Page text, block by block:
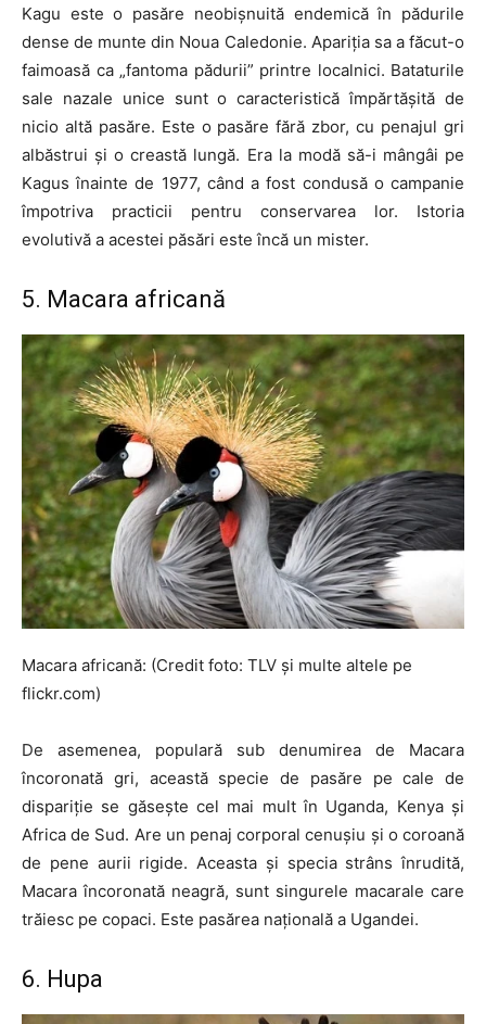
Kagu este o pasăre neobișnuită endemică în pădurile
dense de munte din Noua Caledonie. Apariția sa a făcut-o
faimoasă ca „fantoma pădurii” printre localnici. Bataturile
sale nazale unice sunt o caracteristică împărtășită de
nicio altă pasăre. Este o pasăre fără zbor, cu penajul gri
albăstrui și o creastă lungă. Era la modă să-i mângâi pe
Kagus înainte de 1977, când a fost condusă o campanie
împotriva practicii pentru conservarea lor. Istoria
evolutivă a acestei păsări este încă un mister.
5. Macara africană
Macara africană: (Credit foto: TLV și multe altele pe
flickr.com)
De asemenea, populară sub denumirea de Macara
încoronată gri, această specie de pasăre pe cale de
dispariție se găsește cel mai mult în Uganda, Kenya și
Africa de Sud. Are un penaj corporal cenușiu și o coroană
de pene aurii rigide. Aceasta și specia strâns înrudită,
Macara încoronată neagră, sunt singurele macarale care
trăiesc pe copaci. Este pasărea națională a Ugandei.
6. Hupa